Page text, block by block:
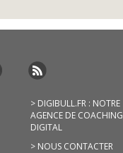
> DIGIBULL.FR : NOTRE
AGENCE DE COACHING
DIGITAL
> NOUS CONTACTER